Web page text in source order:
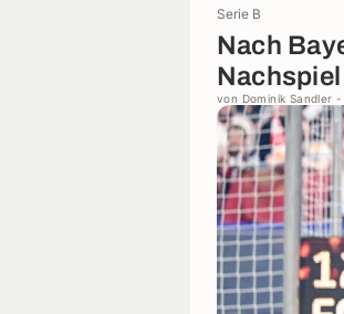
Serie B
Nach
Nachspiel
von Dominik Sandler -